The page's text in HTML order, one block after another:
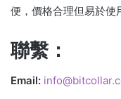
便，價格合理但易於使
聯繫：
Email: